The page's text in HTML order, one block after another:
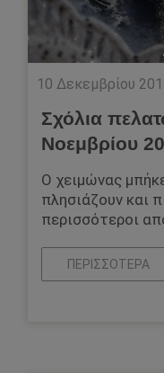
10 Δεκεμβρίου
Σχόλια
Νοεμβρίου
Ο χειμώνας
πλησιάζουν και
περισσότεροι
ΠΕΡΙΣΣΌΤΕΡΑ